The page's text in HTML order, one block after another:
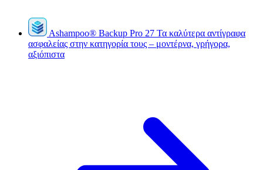
Ashampoo® Backup Pro 27 Τα καλύτερα αντίγραφα
ασφαλείας στην κατηγορία τους – μοντέρνα, γρήγορα,
αξιόπιστα